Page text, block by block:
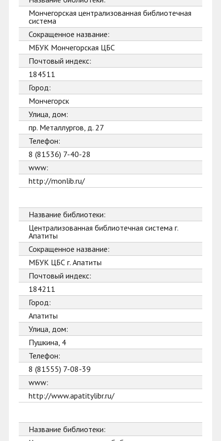
Мончегорская централизованная библиотечная
система
Сокращенное название:
МБУК Мончегорская ЦБС
Почтовый индекс:
184511
Город:
Мончегорск
Улица, дом:
пр. Металлургов, д. 27
Телефон:
8 (81536) 7-40-28
www:
http://monlib.ru/
Название библиотеки:
Централизованная библиотечная система г.
Апатиты
Сокращенное название:
МБУК ЦБС г. Апатиты
Почтовый индекс:
184211
Город:
Апатиты
Улица, дом:
Пушкина, 4
Телефон:
8 (81555) 7-08-39
www:
http://www.apatitylibr.ru/
Название библиотеки: